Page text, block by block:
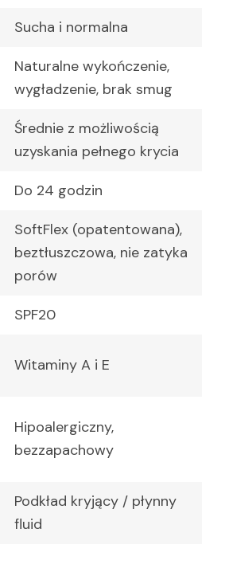
Sucha i normalna
Naturalne wykończenie,
wygładzenie, brak smug
Średnie z możliwością
uzyskania pełnego krycia
Do 24 godzin
SoftFlex (opatentowana),
beztłuszczowa, nie zatyka
porów
SPF20
Witaminy A i E
Hipoalergiczny,
bezzapachowy
Podkład kryjący / płynny
fluid